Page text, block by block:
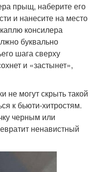
прыщ, наберите его
и нанесите на место
консилера
буквально
шага сверху
и «застынет»,
не могут скрыть такой
к бьюти-хитростям.
черным или
ненавистный